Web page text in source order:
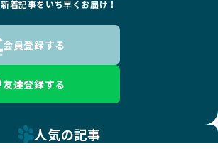
新着記事をいち早くお届け！
会員登録する
友達登録する
人気の記事